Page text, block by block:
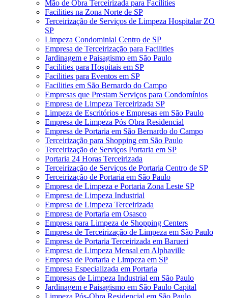
Mão de Obra Terceirizada para Facilities
Facilities na Zona Norte de SP
Terceirização de Serviços de Limpeza Hospitalar ZO
SP
Limpeza Condominial Centro de SP
Empresa de Terceirização para Facilities
Jardinagem e Paisagismo em São Paulo
Facilities para Hospitais em SP
Facilities para Eventos em SP
Facilities em São Bernardo do Campo
Empresas que Prestam Serviços para Condomínios
Empresa de Limpeza Terceirizada SP
Limpeza de Escritórios e Empresas em São Paulo
Empresa de Limpeza Pós Obra Residencial
Empresa de Portaria em São Bernardo do Campo
Terceirização para Shopping em São Paulo
Terceirização de Serviços Portaria em SP
Portaria 24 Horas Terceirizada
Terceirização de Serviços de Portaria Centro de SP
Terceirização de Portaria em São Paulo
Empresa de Limpeza e Portaria Zona Leste SP
Empresa de Limpeza Industrial
Empresa de Limpeza Terceirizada
Empresa de Portaria em Osasco
Empresa para Limpeza de Shopping Centers
Empresa de Terceirização de Limpeza em São Paulo
Empresa de Portaria Terceirizada em Barueri
Empresa de Limpeza Mensal em Alphaville
Empresa de Portaria e Limpeza em SP
Empresa Especializada em Portaria
Empresas de Limpeza Industrial em São Paulo
Jardinagem e Paisagismo em São Paulo Capital
Limpeza Pós-Obra Residencial em São Paulo